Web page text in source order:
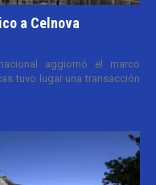
a Celnova
aggiornó el marco
tuvo lugar una transacción